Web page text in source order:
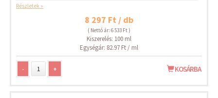
Részletek »
8 297 Ft / db
( Nettó ár: 6 533 Ft )
Kiszerelés: 100 ml
Egységár: 82.97 Ft / ml
- + KOSÁRBA